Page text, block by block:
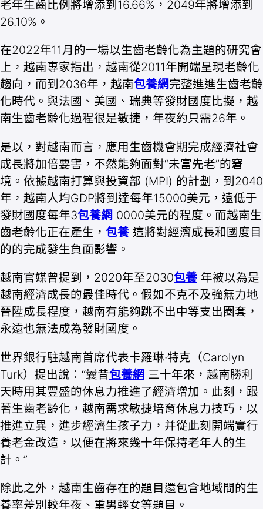
老年生齒比例將增添到16.66%，2049年將增添到
26.10%。
在2022年11月的一場以生齒老齡化為主題的研究會
上，越南專家指出，越南從2011年開端呈現老齡化
趨向，而到2036年，越南包養網完整進進生齒老齡
化時代。與法國、美國、瑞典等發財國度比擬，越
南生齒老齡化過程很是敏捷，年夜約只需26年。
是以，對越南而言，應用生齒機會期完成經濟社會
成長將加倍要害，不然能夠面對“未富先老”的窘
境。依據越南打算與投資部 (MPI) 的計劃，到2040
年，越南人均GDP將到達每年15000美元，遠低于
發財國度每年3包養網 0000美元的程度。而越南生
齒老齡化正在產生， 包養 這將對經濟成長和國度目
的的完成發生負面影響。
越南官媒曾提到，2020年至2030包養 年被以為是
越南經濟成長的最佳時代。假如不克不及強無力地
晉陞成長程度，越南有能夠跳不出中等支出圈套，
永遠也無法成為發財國度。
世界銀行駐越南首席代表卡羅琳·特克（Carolyn
Turk）提出說：“曩昔包養網 三十年來，越南勝利
天時用其豐盛的休息力推進了經濟增加。此刻，跟
著生齒老齡化，越南需求敏捷培育休息力技巧，以
推進立異，進步經濟生孩子力，并從此刻開端實行
養老金改造，以便在將來幾十年保持老年人的生
計。”
除此之外，越南生齒存在的題目還包含地域間的生
養率差別較年夜、重男輕女等題目。